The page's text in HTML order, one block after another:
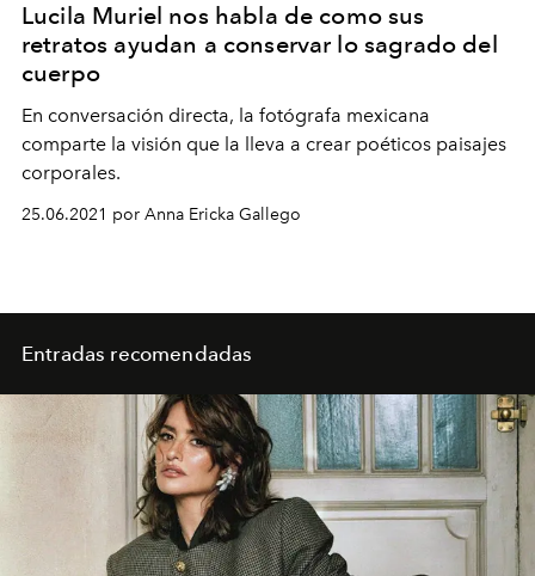
Lucila Muriel nos habla de como sus
retratos ayudan a conservar lo sagrado del
cuerpo
En conversación directa, la fotógrafa mexicana
comparte la visión que la lleva a crear poéticos paisajes
corporales.
25.06.2021 por Anna Ericka Gallego
Entradas recomendadas